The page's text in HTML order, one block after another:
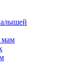
мам